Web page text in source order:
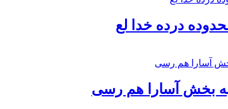
درده خدا لع
به بخش آسارا هم رسی